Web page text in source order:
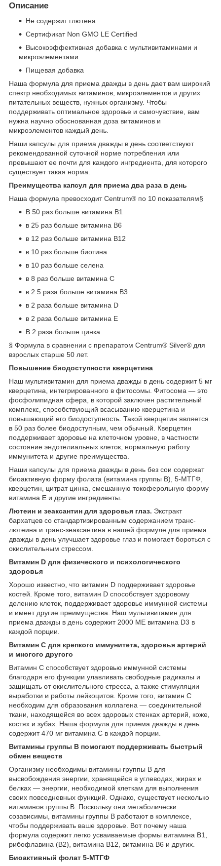
Описание
Не содержит глютена
Сертификат Non GMO LE Certified
Высокоэффективная добавка с мультивитаминами и
микроэлементами
Пищевая добавка
Наша формула для приема дважды в день дает вам широкий
спектр необходимых витаминов, микроэлементов и других
питательных веществ, нужных организму. Чтобы
поддерживать оптимальное здоровье и самочувствие, вам
нужна научно обоснованная доза витаминов и
микроэлементов каждый день.
Наши капсулы для приема дважды в день соответствуют
рекомендованной суточной норме потребления или
превышают ее почти для каждого ингредиента, для которого
существует такая норма.
Преимущества капсул для приема два раза в день
Наша формула превосходит Centrum® по 10 показателям§
В 50 раз больше витамина B1
в 25 раз больше витамина B6
в 12 раз больше витамина B12
в 10 раз больше биотина
в 10 раз больше селена
в 8 раз больше витамина C
в 2.5 раза больше витамина B3
в 2 раза больше витамина D
в 2 раза больше витамина Е
В 2 раза больше цинка
§ Формула в сравнении с препаратом Centrum® Silver® для
взрослых старше 50 лет.
Повышение биодоступности кверцетина
Наш мультивитамин для приема дважды в день содержит 5 мг
кверцетина, интегрированного в фитосомы. Фитосома — это
фосфолипидная сфера, в которой заключен растительный
комплекс, способствующий всасыванию кверцетина и
повышающий его биодоступность. Такой кверцетин является
в 50 раз более биодоступным, чем обычный. Кверцетин
поддерживает здоровье на клеточном уровне, в частности
состояние эндотелиальных клеток, нормальную работу
иммунитета и другие преимущества.
Наши капсулы для приема дважды в день без сои содержат
биоактивную форму фолата (витамина группы B), 5-МТГФ,
кверцетин, цитрат цинка, смешанную токоферольную форму
витамина E и другие ингредиенты.
Лютеин и зеаксантин для здоровья глаз. Экстракт
бархатцев со стандартизированным содержанием транс-
лютеина и транс-зеаксантина в нашей формуле для приема
дважды в день улучшает здоровье глаз и помогает бороться с
окислительным стрессом.
Витамин D для физического и психологического
здоровья
Хорошо известно, что витамин D поддерживает здоровье
костей. Кроме того, витамин D способствует здоровому
делению клеток, поддерживает здоровье иммунной системы
и имеет другие преимущества. Наш мультивитамин для
приема дважды в день содержит 2000 МЕ витамина D3 в
каждой порции.
Витамин C для крепкого иммунитета, здоровья артерий
и многого другого
Витамин С способствует здоровью иммунной системы
благодаря его функции улавливать свободные радикалы и
защищать от окислительного стресса, а также стимуляции
выработки и работы лейкоцитов. Кроме того, витамин С
необходим для образования коллагена — соединительной
ткани, находящейся во всех здоровых стенках артерий, коже,
костях и зубах. Наша формула для приема дважды в день
содержит 470 мг витамина C в каждой порции.
Витамины группы B помогают поддерживать быстрый
обмен веществ
Организму необходимы витамины группы B для
высвобождения энергии, хранящейся в углеводах, жирах и
белках — энергии, необходимой клеткам для выполнения
своих повседневных функций. Однако, существует несколько
витаминов группы В. Поскольку они метаболически
созависимы, витамины группы В работают в комплексе,
чтобы поддерживать ваше здоровье. Вот почему наша
формула содержит легко усваиваемые формы витамина B1,
рибофлавина (B2), витамина B12, витамина B6 и других.
Биоактивный фолат 5-МТГФ